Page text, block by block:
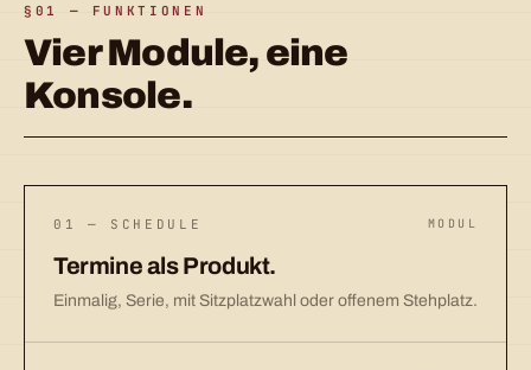
§01 — FUNKTIONEN
Vier Module, eine
Konsole.
01 — SCHEDULE
Termine als Produkt.
Einmalig, Serie, mit Sitzplatzwahl oder offenem Stehplatz.
MODUL